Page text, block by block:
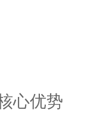
优势